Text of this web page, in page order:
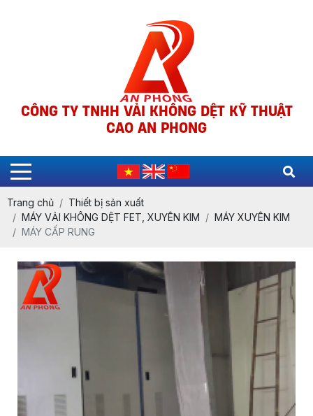
CÔNG TY TNHH VẢI KHÔNG DỆT KỸ THUẬT
CAO AN PHONG
Trang chủ
Thiết bị sản xuất
MÁY VẢI KHÔNG DỆT FET, XUYÊN KIM
MÁY XUYÊN KIM
MÁY CẤP RUNG